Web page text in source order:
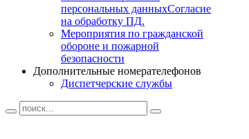
персональных данныхСогласие
на обработку ПД.
Мероприятия по гражданской
обороне и пожарной
безопасности
Дополнительные номерателефонов
Диспетчерские службы